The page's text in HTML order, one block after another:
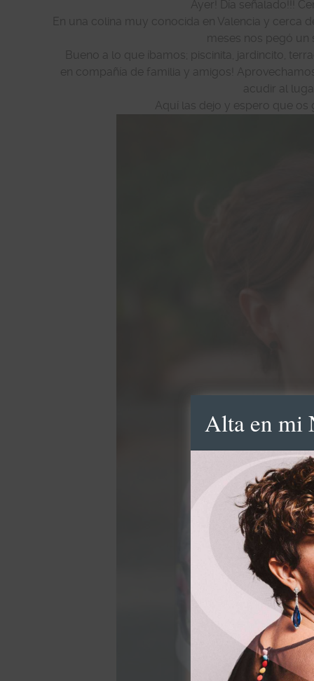
Ayer! Día señalado!!!
En una colina muy conocida en Valencia y cerca
meses nos pegó un
Bueno a lo que íbamos; piscinita, jardincito,
en compañía de familia y amigos!
acudir al
Aquí las dejo y espero que os
Alta en mi